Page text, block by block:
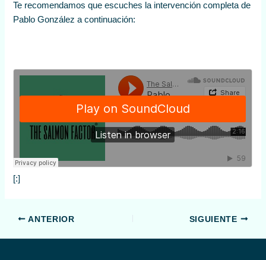
Te recomendamos que escuches la intervención completa de
Pablo González a continuación:
[:]
ANTERIOR SIGUIENTE